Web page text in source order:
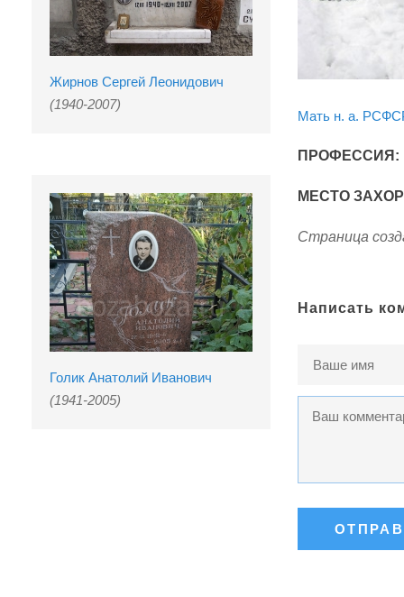
Жирнов Сергей Леонидович
(1940-2007)
Голик Анатолий Иванович
(1941-2005)
Мать н. а.
ПРОФЕССИЯ:
МЕСТО
Страница
Написать